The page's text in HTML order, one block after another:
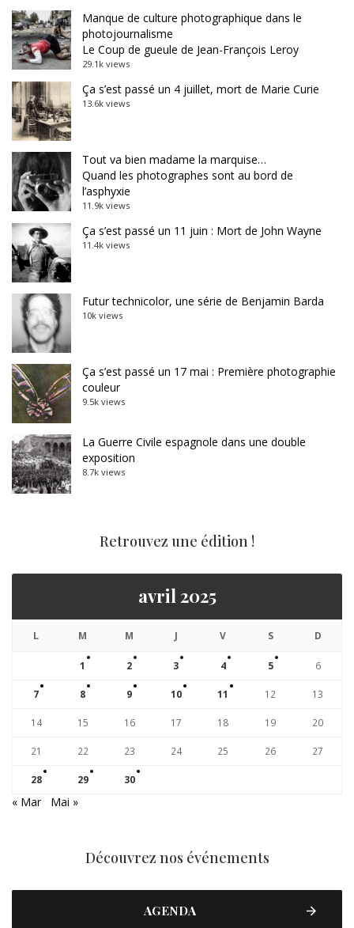
Manque de culture photographique dans le
photojournalisme
Le Coup de gueule de Jean-François Leroy
29.1k views
Ça s’est passé un 4 juillet, mort de Marie Curie
13.6k views
Tout va bien madame la marquise…
Quand les photographes sont au bord de
l’asphyxie
11.9k views
Ça s’est passé un 11 juin : Mort de John Wayne
11.4k views
Futur technicolor, une série de Benjamin Barda
10k views
Ça s’est passé un 17 mai : Première photographie
couleur
9.5k views
La Guerre Civile espagnole dans une double
exposition
8.7k views
Retrouvez une édition !
avril 2025
L M M J V S D
1 2 3 4 5 6
7 8 9 10 11 12 13
14 15 16 17 18 19 20
21 22 23 24 25 26 27
28 29 30
« Mar Mai »
Découvrez nos événements
AGENDA